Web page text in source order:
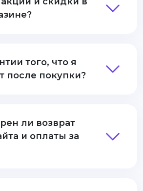
того, что я
после покупки?
ли возврат
и оплаты за